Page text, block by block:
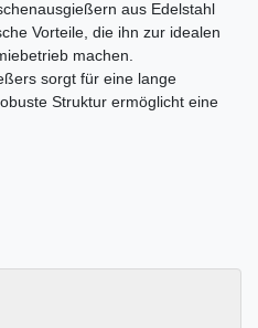
aus Edelstahl
Vorteile, die ihn zur idealen
machen.
sorgt für eine lange
Struktur ermöglicht eine